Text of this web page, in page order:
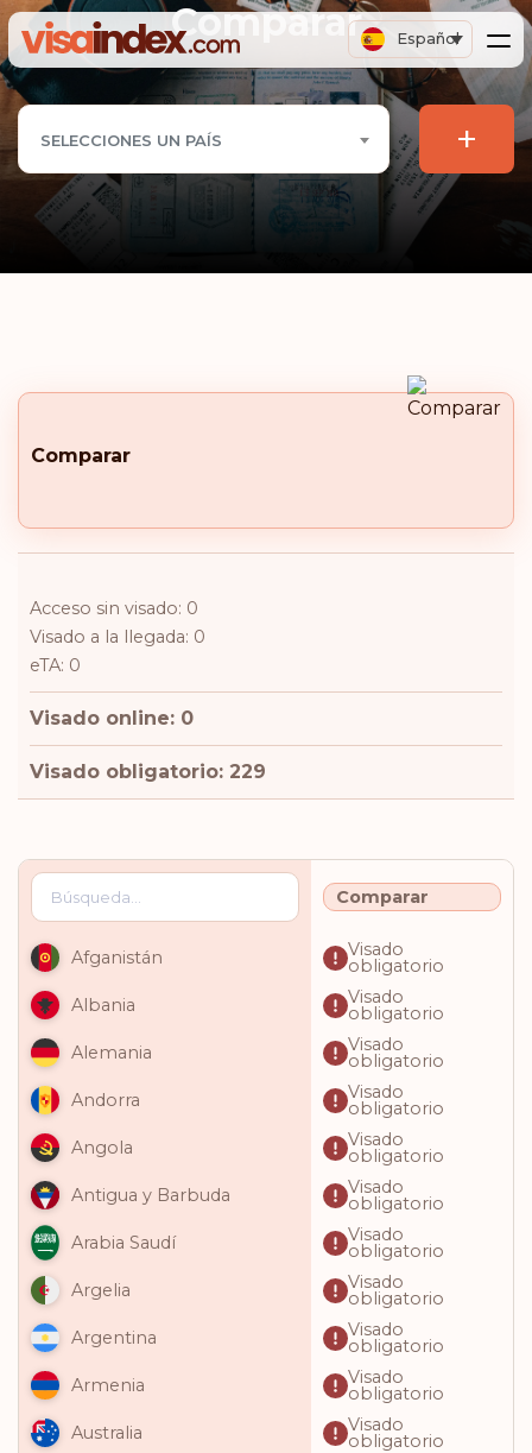
Español
Comparar
SELECCIONES UN PAÍS +
Comparar
Acceso sin visado: 0
Visado a la llegada: 0
eTA: 0
Visado online: 0
Visado obligatorio: 229
Comparar
Afganistán Visado
obligatorio
Albania
Visado
obligatorio
Alemania
Visado
obligatorio
Andorra
Visado
obligatorio
Angola
Visado
obligatorio
Antigua y Barbuda
Visado
obligatorio
Arabia Saudí
Visado
obligatorio
Argelia
Visado
obligatorio
Argentina
Visado
obligatorio
Armenia
Visado
obligatorio
Australia
Visado
obligatorio